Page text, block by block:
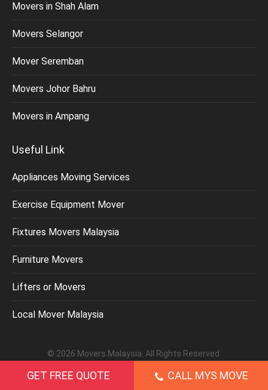
Movers in Shah Alam
Movers Selangor
Mover Seremban
Movers Johor Bahru
Movers in Ampang
Useful Link
Appliances Moving Services
Exercise Equipment Mover
Fixtures Movers Malaysia
Furniture Movers
Lifters or Movers
Local Mover Malaysia
© 2026 Movers Malaysia . All Rights Reserved.
CALL MYS MOVE
GET FREE QUOTE